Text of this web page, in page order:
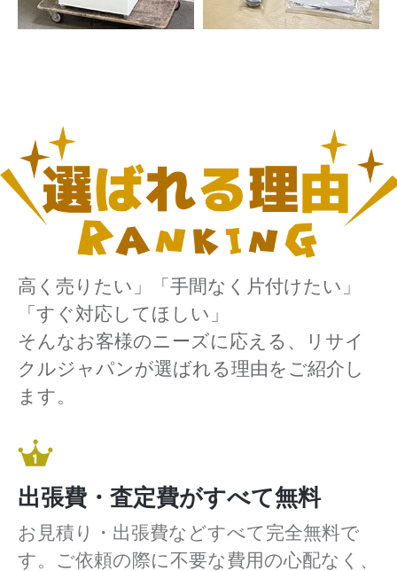
高く売りたい」「手間なく片付けたい」
「すぐ対応してほしい」
そんなお客様のニーズに応える、リサイ
クルジャパンが選ばれる理由をご紹介し
ます。
出張費・査定費がすべて無料
お見積り・出張費などすべて完全無料で
す。ご依頼の際に不要な費用の心配なく、